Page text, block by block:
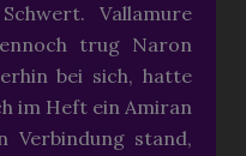
Vallamure
trug Naron
bei sich, hatte
im Heft ein Amiran
Verbindung stand,